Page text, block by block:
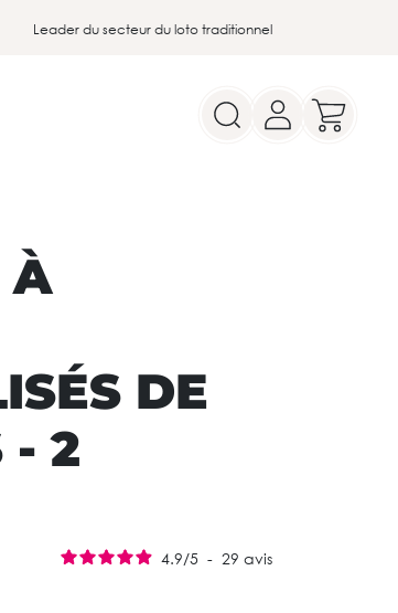
Leader du secteur du loto traditionnel
À
DE
- 2
4.9/5 - 29 avis